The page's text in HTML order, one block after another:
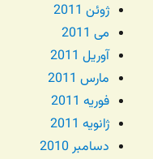
ژوئن 2011
می 2011
آوریل 2011
مارس 2011
فوریه 2011
ژانویه 2011
دسامبر 2010